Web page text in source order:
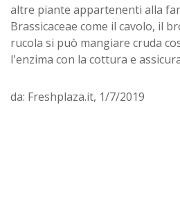
altre piante appartenenti alla
Brassicaceae come il cavolo, il
rucola si può mangiare cruda
l'enzima con la cottura e
da: Freshplaza.it, 1/7/2019